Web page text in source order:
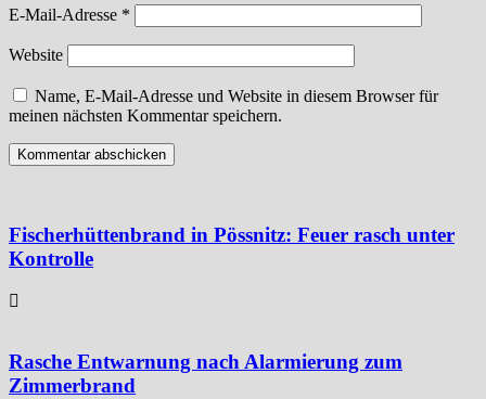
E-Mail-Adresse *
Website
Name, E-Mail-Adresse und Website in diesem Browser für
meinen nächsten Kommentar speichern.
Fischerhüttenbrand in Pössnitz: Feuer rasch unter
Kontrolle
Rasche Entwarnung nach Alarmierung zum
Zimmerbrand